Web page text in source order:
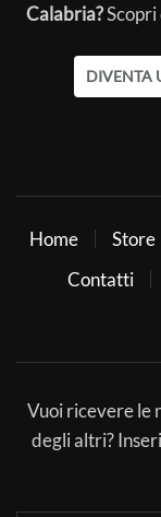
Calabria?
DIVENTA
Home Store
Contatti
Vuoi ricevere le
degli altri?